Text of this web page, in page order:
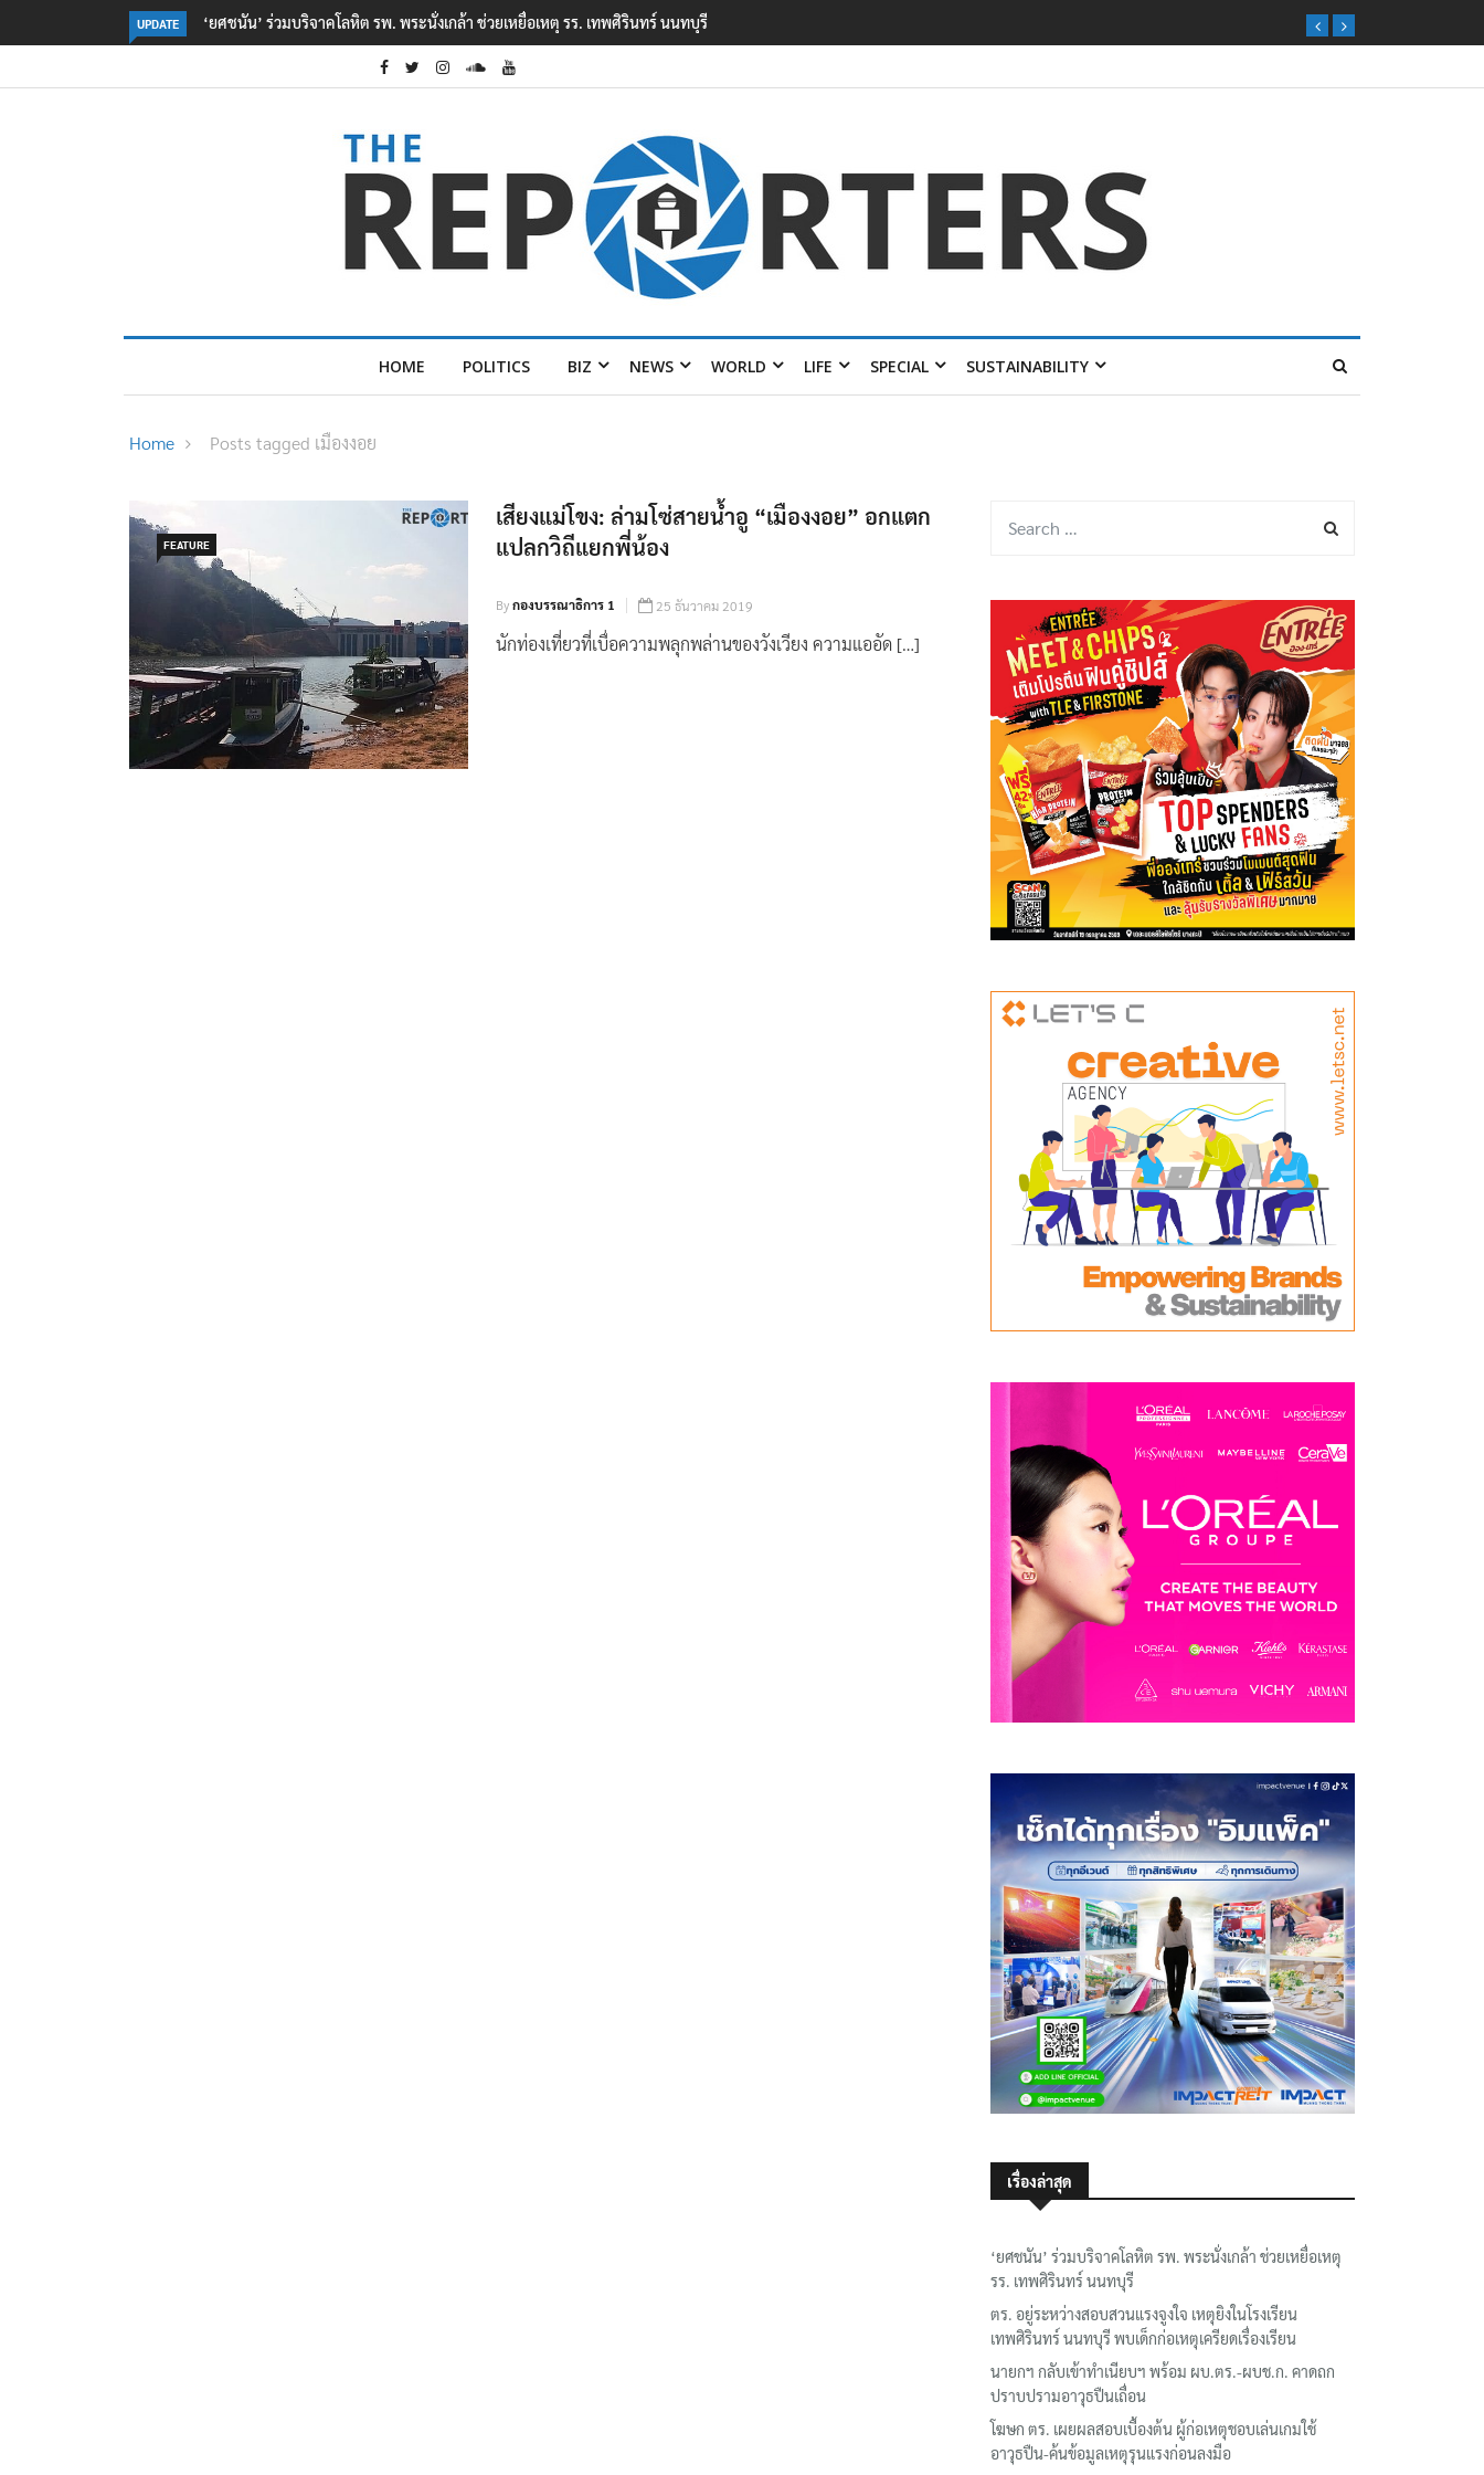
UPDATE
า ช่วยเหยื่อเหตุ รร. เทพศิรินทร์ นนทบุรีตร. อยู่ระหว่างสอบสวนแรงจูงใจ เหตุยิงในโรงเรียนเทพศิรินทร์ นนทบุรี พบเด็กก่อ
เหตุเครียดเรื่องเรียน
HOME POLITICS BIZ NEWS WORLD LIFE SPECIAL SUSTAINABILITY
Home Posts tagged เมืองงอย
FEATURE
เสียงแม่โขง: ล่ามโซ่สายน้ำอู “เมืองงอย” อกแตก
แปลกวิถีแยกพี่น้อง
Byกองบรรณาธิการ 1 25 ธันวาคม 2019
นักท่องเที่ยวที่เบื่อความพลุกพล่านของวังเวียง ความแออัด […]
เรื่องล่าสุด
‘ยศชนัน’ ร่วมบริจาคโลหิต รพ. พระนั่งเกล้า ช่วยเหยื่อเหตุ
รร. เทพศิรินทร์ นนทบุรี
ตร. อยู่ระหว่างสอบสวนแรงจูงใจ เหตุยิงในโรงเรียน
เทพศิรินทร์ นนทบุรี พบเด็กก่อเหตุเครียดเรื่องเรียน
นายกฯ กลับเข้าทำเนียบฯ พร้อม ผบ.ตร.-ผบช.ก. คาดถก
ปราบปรามอาวุธปืนเถื่อน
โฆษก ตร. เผยผลสอบเบื้องต้น ผู้ก่อเหตุชอบเล่นเกมใช้
อาวุธปืน-ค้นข้อมูลเหตุรุนแรงก่อนลงมือ